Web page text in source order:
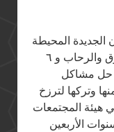
الجديدة المحيطة
بالقاهرة (مثل القاهرة الجديدة والشروق والرحاب و ٦
حل مشاكل
وتركها لترزخ
هيئة المجتمعات
الأربعين